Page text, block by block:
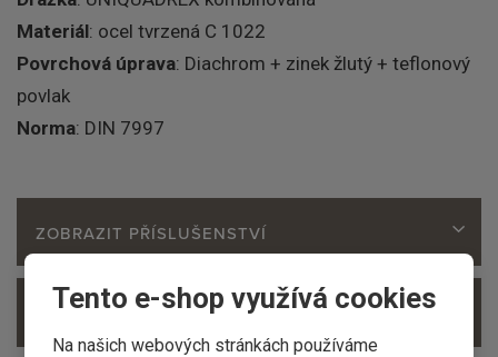
Tento e-shop využívá cookies
Na našich webových stránkách používáme
Materiál: ocel tvrzená C 1022
Povrchová úprava: Diachrom + zinek žlutý + teflonový
povlak
Norma: DIN 7997
ZOBRAZIT PŘÍSLUŠENSTVÍ
ZOBRAZIT ALTERNATIVNÍ PRODUKTY